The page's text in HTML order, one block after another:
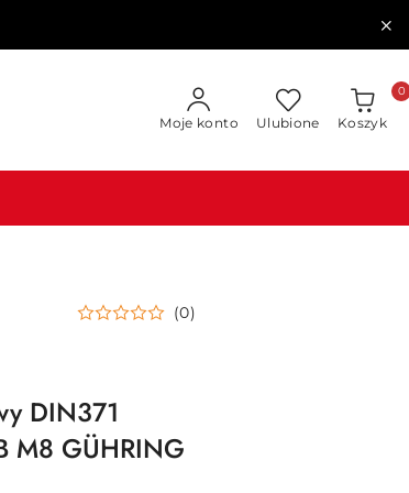
Moje konto Ulubione Koszyk
0
(0)
DIN371
M8 GÜHRING